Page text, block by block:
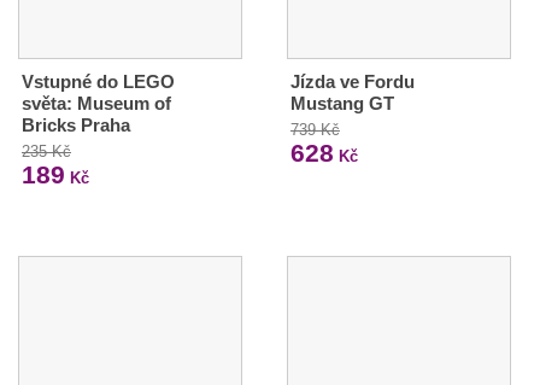
Vstupné do LEGO
světa: Museum of
Bricks Praha
235 Kč
189 Kč
Jízda ve Fordu
Mustang GT
739 Kč
628 Kč